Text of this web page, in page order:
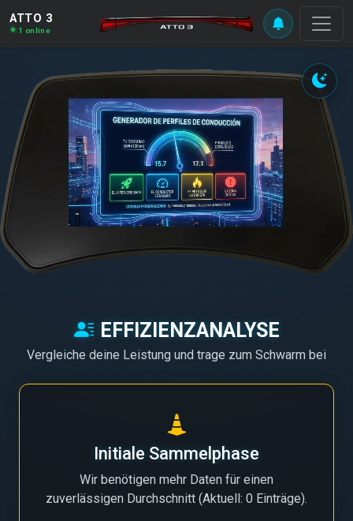
ATTO 3
1 online
EFFIZIENZANALYSE
Vergleiche deine Leistung und trage zum Schwarm bei
Initiale Sammelphase
Wir benötigen mehr Daten für einen
zuverlässigen Durchschnitt (Aktuell: 0 Einträge).